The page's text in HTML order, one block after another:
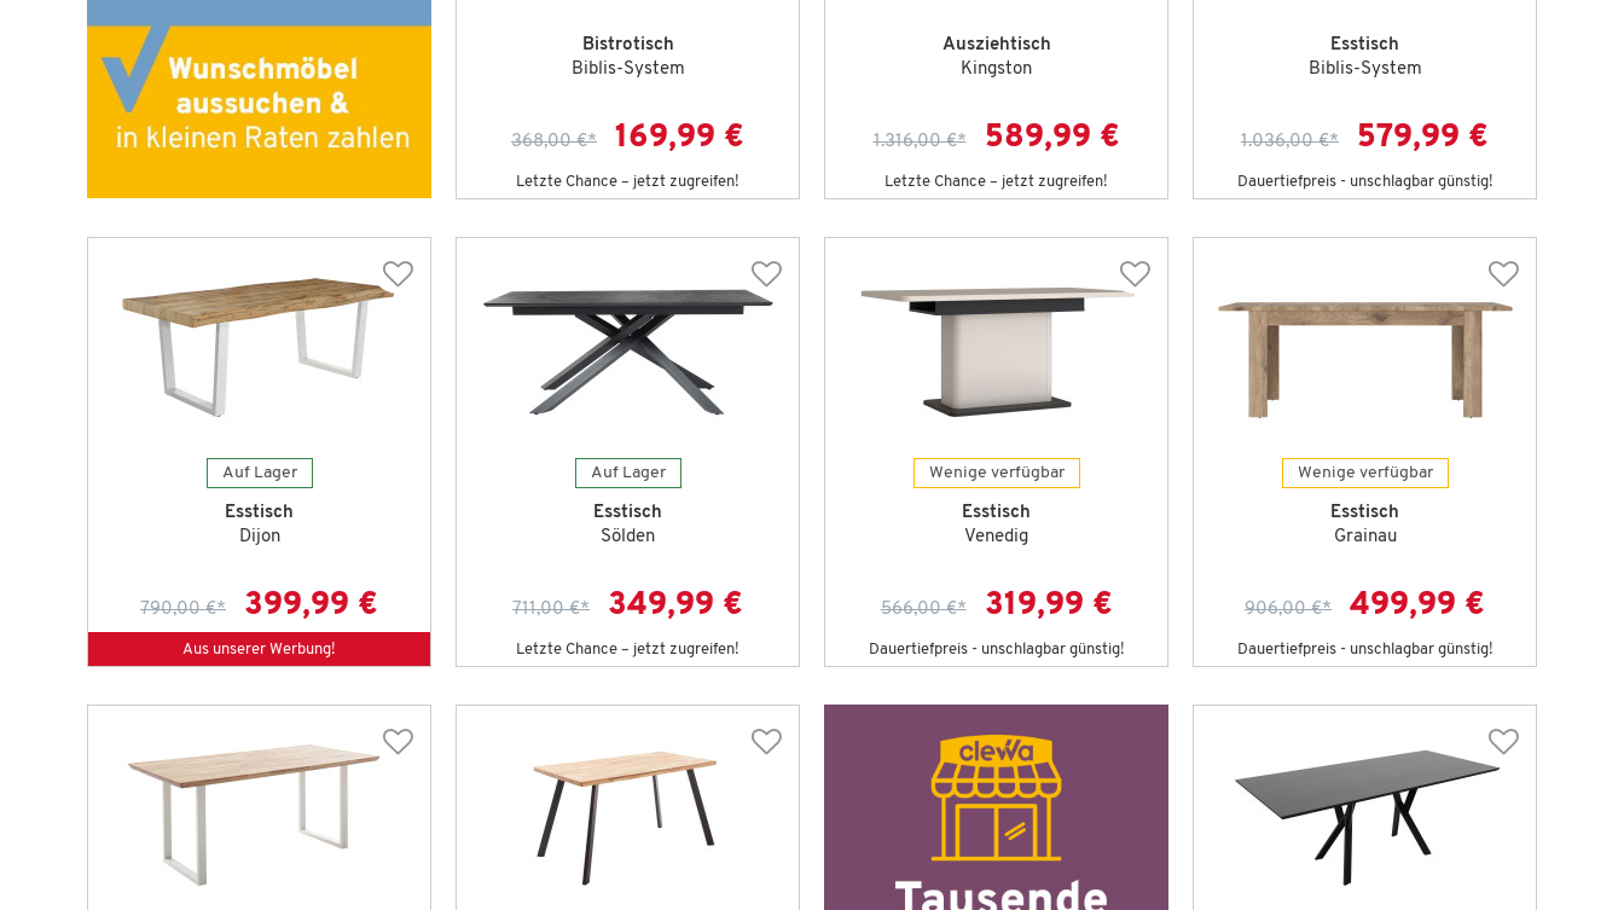
Bistrotisch
Biblis-System
368,00 €* 169,99 €
Letzte Chance – jetzt zugreifen!
Ausziehtisch
Kingston
1.316,00 €* 589,99 €
Letzte Chance – jetzt zugreifen!
Esstisch
Biblis-System
1.036,00 €* 579,99 €
Dauertiefpreis - unschlagbar günstig!
Auf Lager
Esstisch
Dijon
790,00 €* 399,99 €
Aus unserer Werbung!
Auf Lager
Esstisch
Sölden
711,00 €* 349,99 €
Letzte Chance – jetzt zugreifen!
Wenige verfügbar
Esstisch
Venedig
566,00 €* 319,99 €
Dauertiefpreis - unschlagbar günstig!
Wenige verfügbar
Esstisch
Grainau
906,00 €* 499,99 €
Dauertiefpreis - unschlagbar günstig!